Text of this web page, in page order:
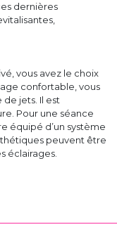
dernières
vous avez le choix
confortable, vous
jets. Il est
Pour une séance
équipé d’un système
peuvent être
éclairages.